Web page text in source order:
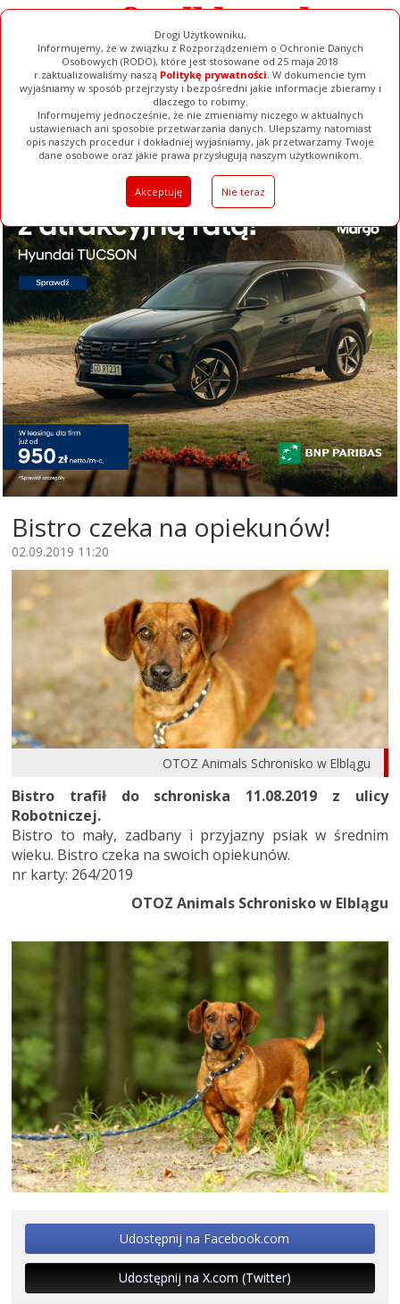
Drogi Użytkowniku,
Informujemy, że w związku z Rozporządzeniem o Ochronie Danych
Osobowych (RODO), które jest stosowane od 25 maja 2018
r.zaktualizowaliśmy naszą Politykę prywatności. W dokumencie tym
wyjaśniamy w sposób przejrzysty i bezpośredni jakie informacje zbieramy i
dlaczego to robimy.
Informujemy jednocześnie, że nie zmieniamy niczego w aktualnych
ustawieniach ani sposobie przetwarzania danych. Ulepszamy natomiast
opis naszych procedur i dokładniej wyjaśniamy, jak przetwarzamy Twoje
dane osobowe oraz jakie prawa przysługują naszym użytkownikom.
Akceptuję Nie teraz
Ogłoszenia Filmy Galerie Baza Firm Pełna Wersja
Bistro czeka na opiekunów!
02.09.2019 11:20
OTOZ Animals Schronisko w Elblągu
Bistro trafił do schroniska 11.08.2019 z ulicy
Robotniczej.
Bistro to mały, zadbany i przyjazny psiak w średnim
wieku. Bistro czeka na swoich opiekunów.
nr karty: 264/2019
OTOZ Animals Schronisko w Elblągu
Udostępnij na Facebook.com
Udostępnij na X.com (Twitter)